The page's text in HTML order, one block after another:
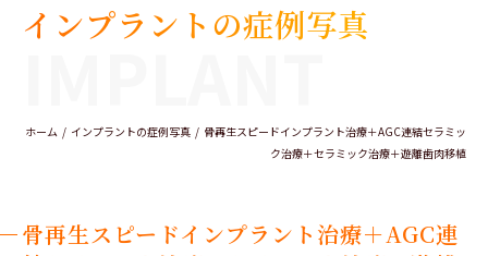
インプラントの症例写真
ホーム インプラントの症例写真
骨再生スピードインプラント治療＋AGC連結セラミッ
ク治療＋セラミック治療＋遊離歯肉移植
骨再生スピードインプラント治療＋AGC連